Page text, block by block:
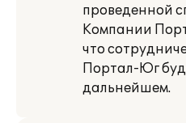
проведенной
Компании
что
Портал-Юг
дальнейшем.